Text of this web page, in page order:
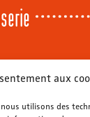
aux
utilisons des
: 11h -
- 1h